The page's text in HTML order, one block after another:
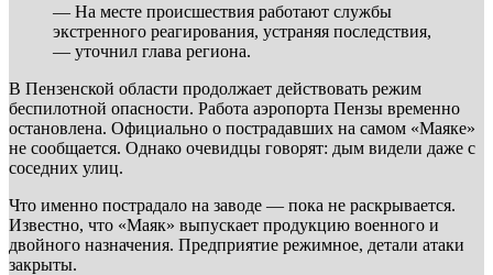
— На месте происшествия работают службы
экстренного реагирования, устраняя последствия,
— уточнил глава региона.
В Пензенской области продолжает действовать режим
беспилотной опасности. Работа аэропорта Пензы временно
остановлена. Официально о пострадавших на самом «Маяке»
не сообщается. Однако очевидцы говорят: дым видели даже с
соседних улиц.
Что именно пострадало на заводе — пока не раскрывается.
Известно, что «Маяк» выпускает продукцию военного и
двойного назначения. Предприятие режимное, детали атаки
закрыты.